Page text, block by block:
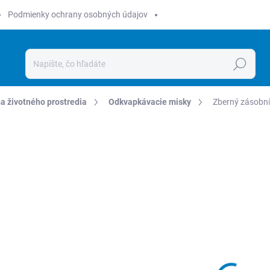
Podmienky ochrany osobných údajov
Hľadať
životného prostredia Odkvapkávacie misky Zberný